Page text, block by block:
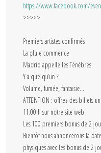
https://www.facebook.com/
>>>>>
Premiers artistes confirmés
La pluie commence
Madrid appelle les Ténèbres
Y a quelqu’un ?
Volume, fumée, fantaisie…
ATTENTION : offrez des billets
11.00 h sur notre site web
Les 100 premiers bonus de 2
Bientôt nous annoncerons la
physiques avec les bonus de 2